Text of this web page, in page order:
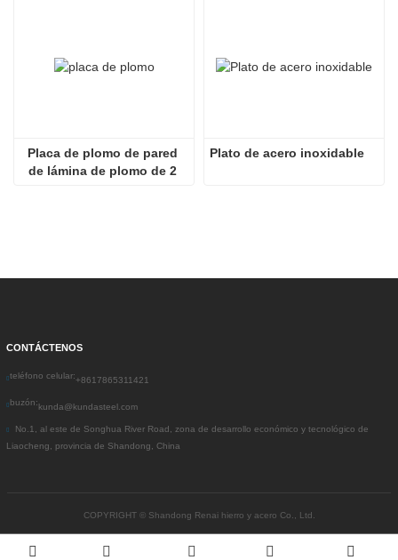
Placa de plomo de pared
de lámina de plomo de 2
Plato de acero inoxidable
CONTÁCTENOS
teléfono celular:+8617865311421
buzón:kunda@kundasteel.com
No.1, al este de Songhua River Road, zona de desarrollo económico y tecnológico de
Liaocheng, provincia de Shandong, China
COPYRIGHT © Shandong Renai hierro y acero Co., Ltd.